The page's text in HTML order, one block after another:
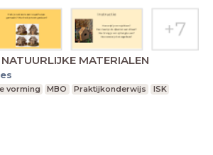
MATERIALEN
vorming MBO Praktijkonderwijs
ISK